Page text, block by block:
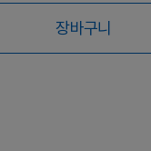
장바구니